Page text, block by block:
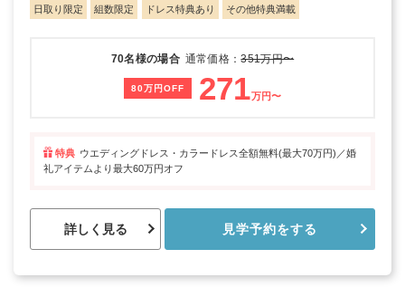
日取り限定 組数限定 ドレス特典あり その他特典満載
70名様の場合 通常価格：351万円〜
80万円OFF 271万円〜
特典 ウエディングドレス・カラードレス全額無料(最大70万円)／婚
礼アイテムより最大60万円オフ
詳しく見る 見学予約をする